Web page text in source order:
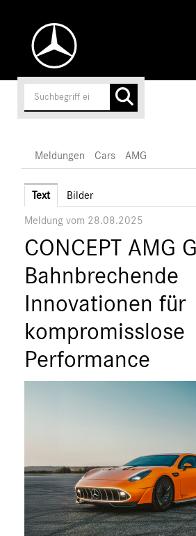
Unternehmen
Cars
AMG
C-Klasse
E-Klasse
SL
SLC
GLC
CLA
EQ
Maybach
Meldungen Cars AMG
Text Bilder
Meldung vom 28.08.2025
CONCEPT AMG
Bahnbrechende
Innovationen für
kompromisslose
Performance